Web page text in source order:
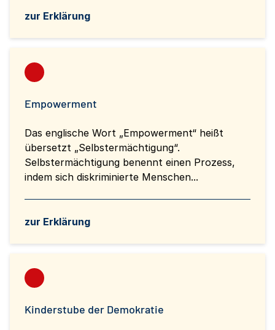
zur Erklärung
Empowerment
Das englische Wort „Empowerment“ heißt
übersetzt „Selbstermächtigung“.
Selbstermächtigung benennt einen Prozess,
indem sich diskriminierte Menschen...
zur Erklärung
Kinderstube der Demokratie